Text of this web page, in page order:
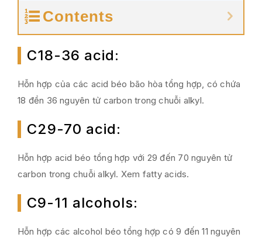
Contents
C18-36 acid:
Hỗn hợp của các acid béo bão hòa tổng hợp, có chứa
18 đền 36 nguyên tử carbon trong chuỗi alkyl.
C29-70 acid:
Hỗn hợp acid béo tổng hợp với 29 đến 70 nguyên tử
carbon trong chuỗi alkyl. Xem fatty acids.
C9-11 alcohols:
Hỗn hợp các alcohol béo tổng hợp có 9 đến 11 nguyên